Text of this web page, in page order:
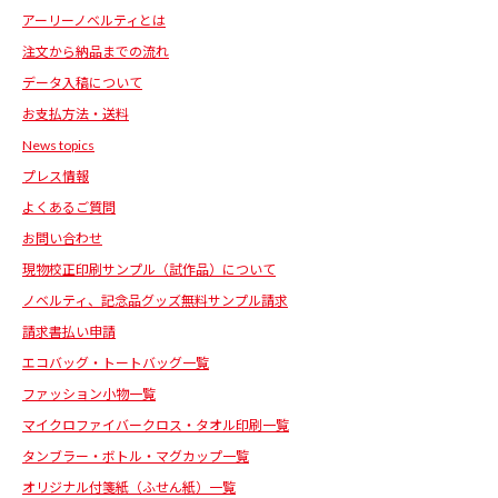
アーリーノベルティとは
注文から納品までの流れ
データ入稿について
お支払方法・送料
News topics
プレス情報
よくあるご質問
お問い合わせ
現物校正印刷サンプル（試作品）について
ノベルティ、記念品グッズ無料サンプル請求
請求書払い申請
エコバッグ・トートバッグ一覧
ファッション小物一覧
マイクロファイバークロス・タオル印刷一覧
タンブラー・ボトル・マグカップ一覧
オリジナル付箋紙（ふせん紙）一覧